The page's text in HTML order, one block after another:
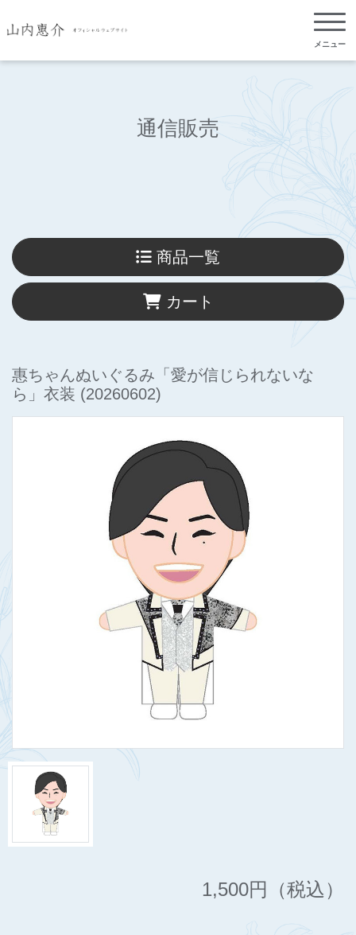
メニュー
通信販売
商品一覧
カート
惠ちゃんぬいぐるみ「愛が信じられないな
ら」衣装 (20260602)
1,500円（税込）